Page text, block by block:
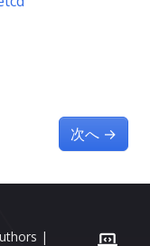
次へ →
|